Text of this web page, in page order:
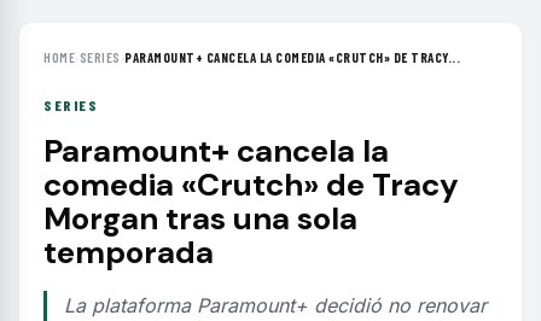
HOME› SERIES ›PARAMOUNT+ CANCELA LA COMEDIA «CRUTCH» DE TRACY...
SERIES
Paramount+ cancela la
comedia «Crutch» de Tracy
Morgan tras una sola
temporada
La plataforma Paramount+ decidió no renovar